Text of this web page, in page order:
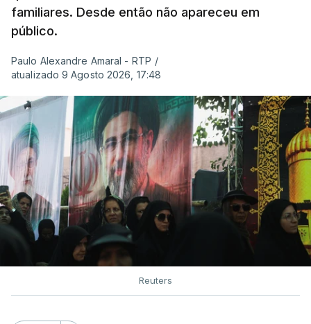
familiares. Desde então não apareceu em
público.
Paulo Alexandre Amaral - RTP /
atualizado 9 Agosto 2026, 17:48
Reuters